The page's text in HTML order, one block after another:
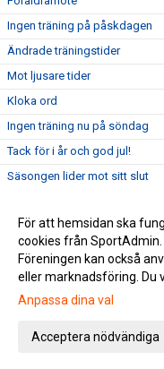
Ingen träning på påskdagen
Ändrade träningstider
Mot ljusare tider
Kloka ord
Ingen träning nu på söndag
Tack för i år och god jul!
Säsongen lider mot sitt slut
Utomhusträningen är igång
Uteträning
Gå till
För att hemsidan ska
cookies från
Föreningen kan också
eller marknadsföring. Du
Anpassa dina val
Acceptera nödvändiga